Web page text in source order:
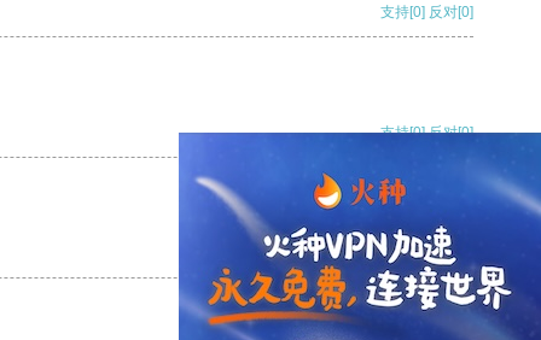
支持[0] 反对[0]
支持[0] 反对[0]
支持[0] 反对